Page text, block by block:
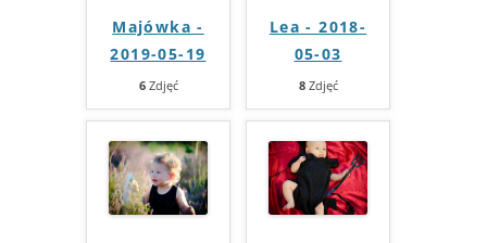
Majówka -
2019-05-19
6Zdjęć
Lea - 2018-
05-03
8Zdjęć